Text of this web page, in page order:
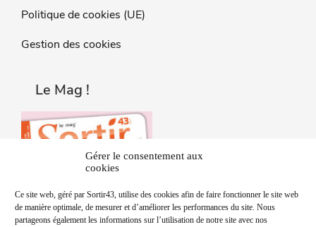
Gérer le consentement aux
cookies
Ce site web, géré par Sortir43, utilise des cookies afin de faire fonctionner le site web
de manière optimale, de mesurer et d’améliorer les performances du site. Nous
partageons également les informations sur l’utilisation de notre site avec nos
Politique de cookies (UE)
Gestion des cookies
Le Mag !